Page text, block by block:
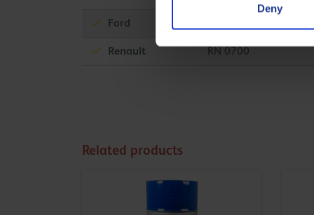
Deny
Ford
Renault RN 0700
Related products